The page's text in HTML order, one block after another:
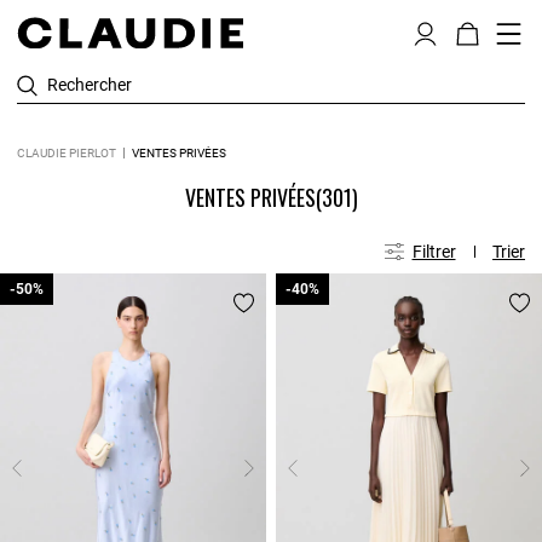
Rechercher
CLAUDIE PIERLOT VENTES PRIVÉES
VENTES PRIVÉES(301)
Filtrer Trier
-50%
-50% -40%
-40%